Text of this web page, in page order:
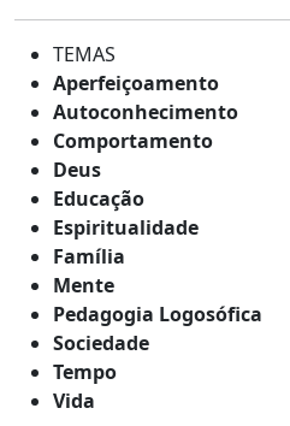
TEMAS
Aperfeiçoamento
Autoconhecimento
Comportamento
Deus
Educação
Espiritualidade
Família
Mente
Pedagogia Logosófica
Sociedade
Tempo
Vida